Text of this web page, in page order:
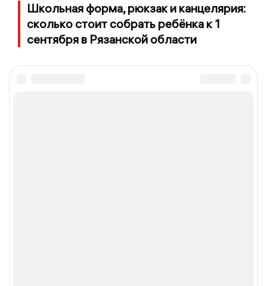
Школьная форма, рюкзак и канцелярия:
сколько стоит собрать ребёнка к 1
сентября в Рязанской области